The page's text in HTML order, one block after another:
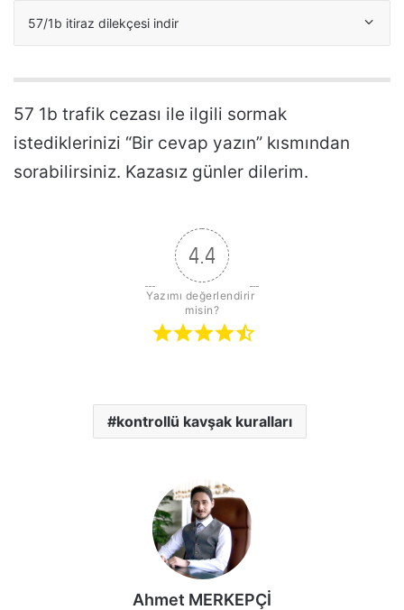
57/1b itiraz dilekçesi indir
57 1b trafik cezası ile ilgili sormak
istediklerinizi “Bir cevap yazın” kısmından
sorabilirsiniz. Kazasız günler dilerim.
4.4
Yazımı değerlendirir
misin?
kontrollü kavşak kuralları
Ahmet MERKEPÇİ